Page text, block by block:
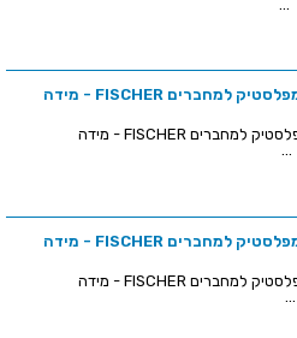
כיסוי הגנה מפלסטיק למחברים FISCHER - מידה
כיסוי הגנה מפלסטיק למחברים FISCHER - מידה
כיסוי הגנה מפלסטיק למחברים FISCHER - מידה
כיסוי הגנה מפלסטיק למחברים FISCHER - מידה